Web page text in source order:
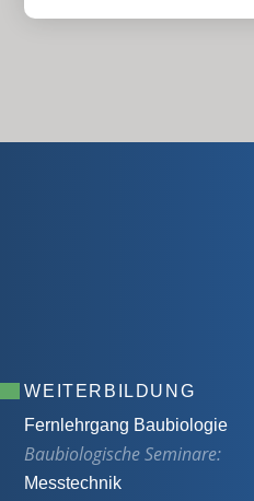
WEITERBILDUNG
Fernlehrgang Baubiologie
Baubiologische Seminare:
Messtechnik